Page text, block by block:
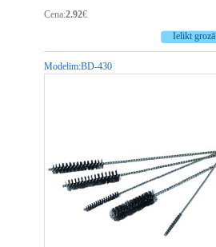
Cena:2.92€
Ielikt grozā
Modelim:BD-430